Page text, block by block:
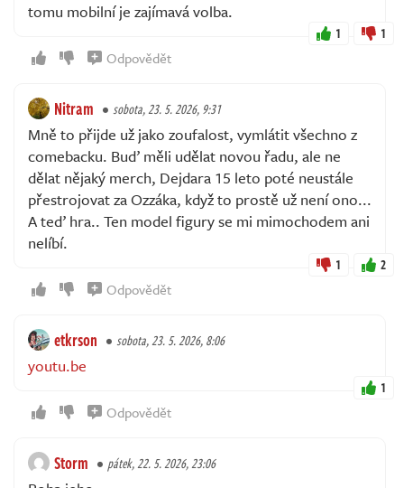
tomu mobilní je zajímavá volba.
1 1
Odpovědět
Nitram sobota, 23. 5. 2026, 9:31
Mně to přijde už jako zoufalost, vymlátit všechno z
comebacku. Buď měli udělat novou řadu, ale ne
dělat nějaký merch, Dejdara 15 leto poté neustále
přestrojovat za Ozzáka, když to prostě už není ono...
A teď hra.. Ten model figury se mi mimochodem ani
nelíbí.
1 2
Odpovědět
etkrson sobota, 23. 5. 2026, 8:06
youtu.be
1
Odpovědět
Storm pátek, 22. 5. 2026, 23:06